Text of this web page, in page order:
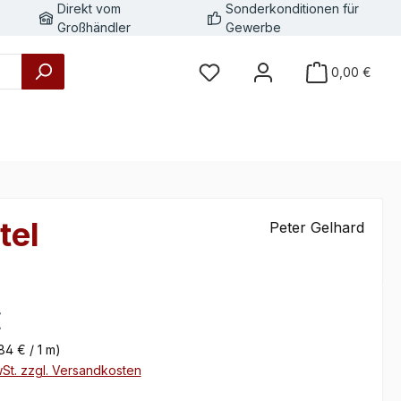
Direkt vom
Großhändler
Sonderkonditionen für
Gewerbe
0,00 €
Peter Gelhard
€ / 1 m)
zzgl. Versandkosten